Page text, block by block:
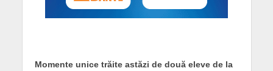
Momente unice trăite astăzi de două eleve de la